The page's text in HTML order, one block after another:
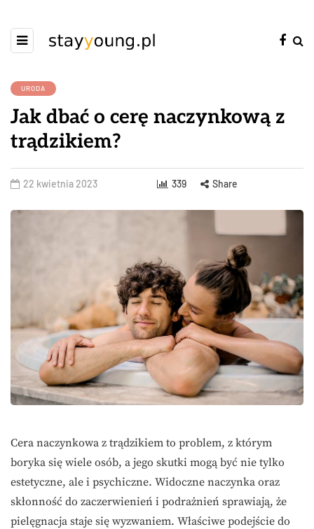
URODA
Jak dbać o cerę naczynkową z
trądzikiem?
22 kwietnia 2023 339 Share
Cera naczynkowa z trądzikiem to problem, z którym
boryka się wiele osób, a jego skutki mogą być nie tylko
estetyczne, ale i psychiczne. Widoczne naczynka oraz
skłonność do zaczerwienień i podrażnień sprawiają, że
pielęgnacja staje się wyzwaniem. Właściwe podejście do